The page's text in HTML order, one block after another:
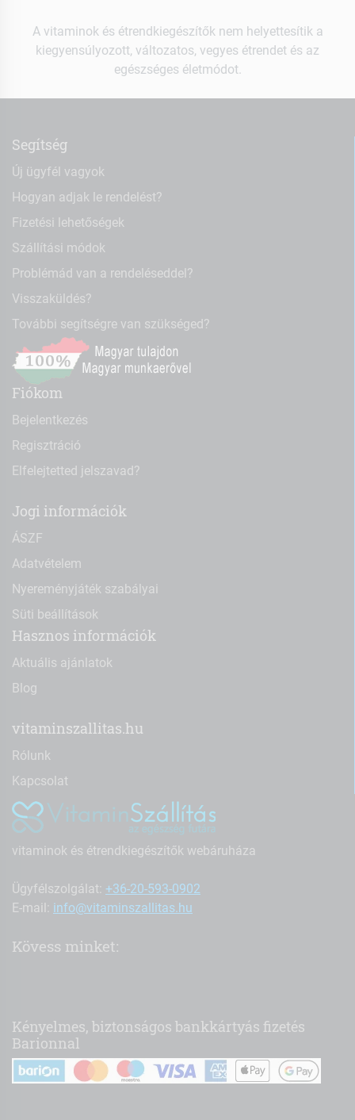
A vitaminok és étrendkiegészítők nem helyettesítik a
kiegyensúlyozott, változatos, vegyes étrendet és az
egészséges életmódot.
Segítség
Új ügyfél vagyok
Hogyan adjak le rendelést?
Fizetési lehetőségek
Szállítási módok
Problémád van a rendeléseddel?
Visszaküldés?
További segítségre van szükséged?
Fiókom
Bejelentkezés
Regisztráció
Elfelejtetted jelszavad?
Jogi információk
ÁSZF
Adatvételem
Nyereményjáték szabályai
Süti beállítások
Hasznos információk
Aktuális ajánlatok
Blog
vitaminszallitas.hu
Rólunk
Kapcsolat
vitaminok és étrendkiegészítők webáruháza
Ügyfélszolgálat: +36-20-593-0902
E-mail: info@vitaminszallitas.hu
Kövess minket:
Kényelmes, biztonságos bankkártyás fizetés
Barionnal